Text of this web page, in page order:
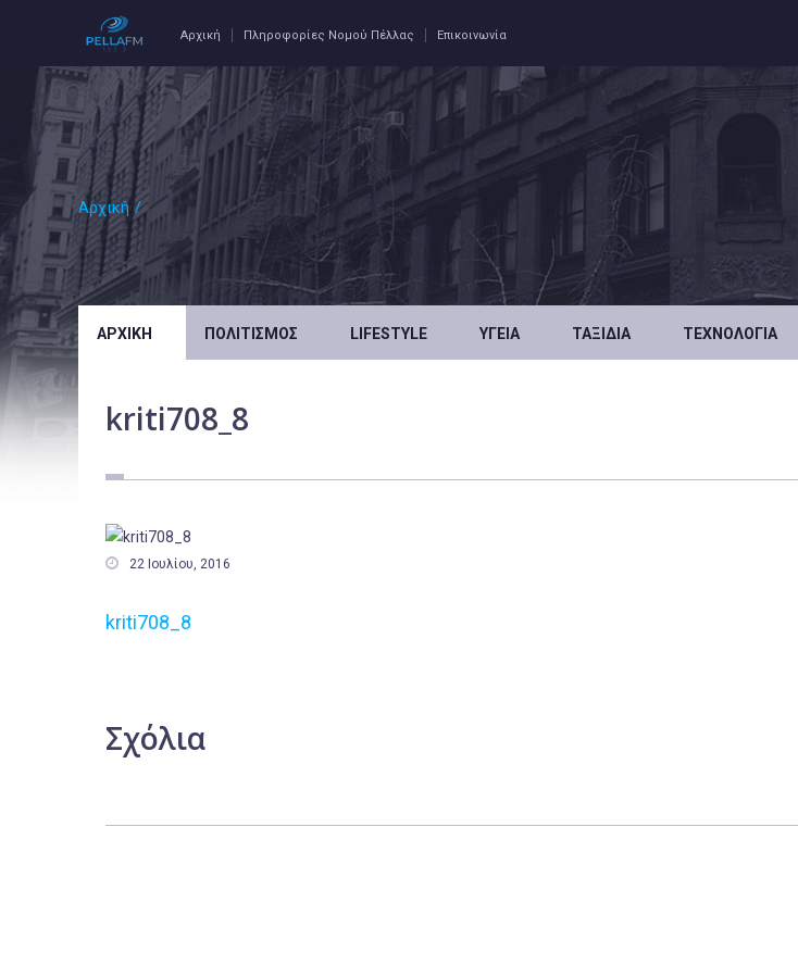
Αρχική Πληροφορίες Νομού Πέλλας Επικοινωνία
Αρχική /
ΑΡΧΙΚΉ ΠΟΛΙΤΙΣΜΌΣ LIFESTYLE ΥΓΕΊΑ ΤΑΞΊΔΙΑ ΤΕΧΝΟΛΟΓΊΑ
kriti708_8
 22 Ιουλίου, 2016
kriti708_8
Σχόλια